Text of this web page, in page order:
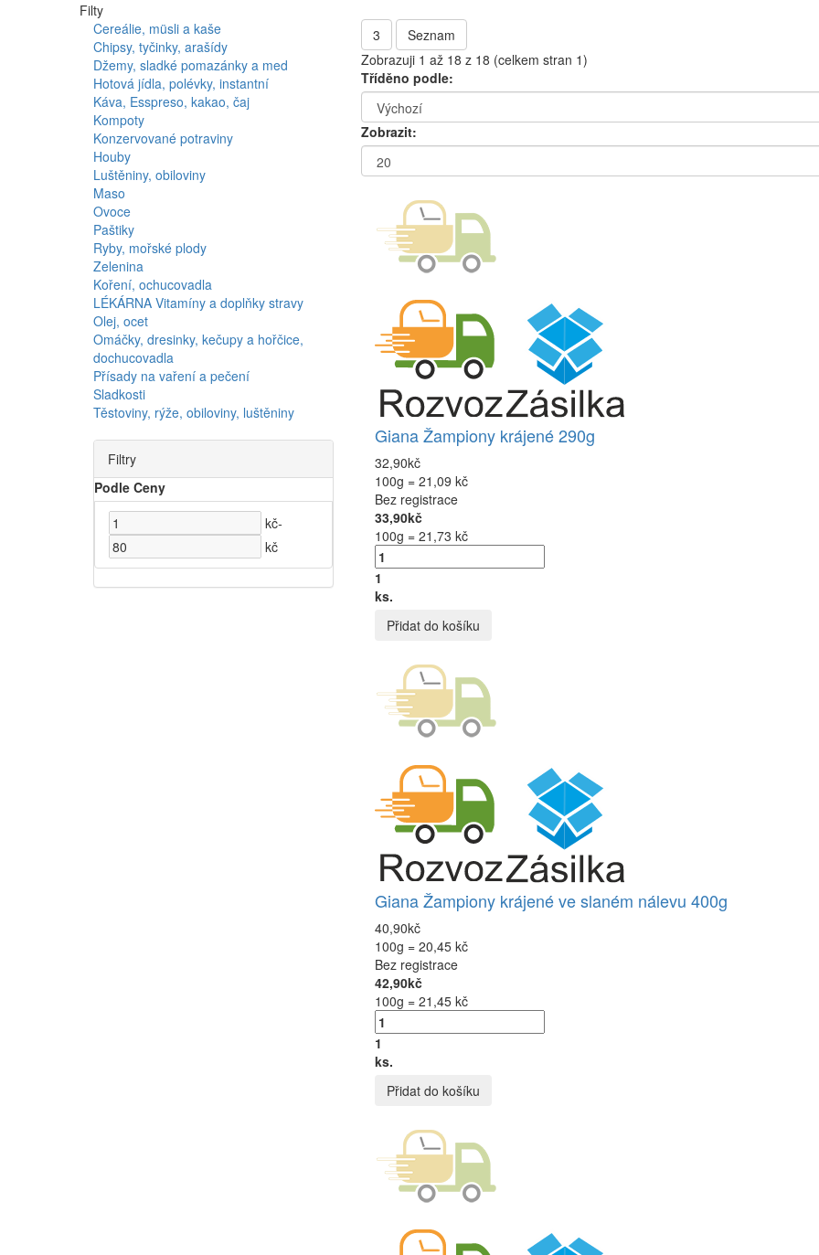
Filty
Cereálie, müsli a kaše
Chipsy, tyčinky, arašídy
Džemy, sladké pomazánky a med
Hotová jídla, polévky, instantní
Káva, Esspreso, kakao, čaj
Kompoty
Konzervované potraviny
Houby
Luštěniny, obiloviny
Maso
Ovoce
Paštiky
Ryby, mořské plody
Zelenina
Koření, ochucovadla
LÉKÁRNA Vitamíny a doplňky stravy
Olej, ocet
Omáčky, dresinky, kečupy a hořčice,
dochucovadla
Přísady na vaření a pečení
Sladkosti
Těstoviny, rýže, obiloviny, luštěniny
Filtry
Podle Ceny
kč-
kč
3
Seznam
Zobrazuji 1 až 18 z 18 (celkem stran 1)
Tříděno podle:
Zobrazit:
Giana Žampiony krájené 290g
32,90kč
100g = 21,09 kč
Bez registrace
33,90kč
100g = 21,73 kč
1
ks.
Přidat do košíku
Giana Žampiony krájené ve slaném nálevu 400g
40,90kč
100g = 20,45 kč
Bez registrace
42,90kč
100g = 21,45 kč
1
ks.
Přidat do košíku